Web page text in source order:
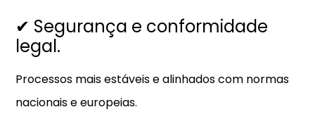
✔ Segurança e conformidade
legal.
Processos mais estáveis e alinhados com normas
nacionais e europeias.